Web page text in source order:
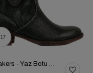
17
Sail Lakers - Yaz Botu 105-2500 105-2500-VENUS